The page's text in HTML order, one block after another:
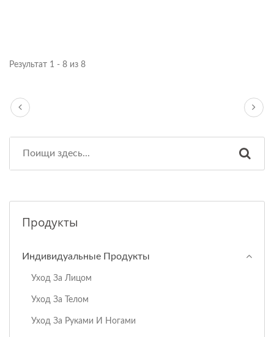
Результат 1 - 8 из 8
Продукты
Индивидуальные Продукты
Уход За Лицом
Уход За Телом
Уход За Руками И Ногами